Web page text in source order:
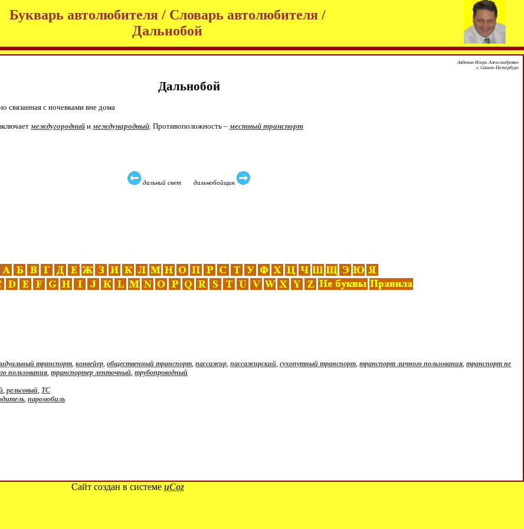
Букварь автолюбителя / Словарь автолюбителя /
Дальнобой
Авдонин Игорь Александрович
г. Санкт-Петербург
Дальнобой
связанная с ночевками вне дома
междугородний имеждународный. Противоположность –местный транспорт
дальний свет дальнобойщик
транспорт,конвейер,общественный транспорт,пассажир,пассажирский,сухопутный транспорт,транспорт личного пользования,транспорт не
пользования,транспортер ленточный,трубопроводный
,рельсовый, ТС
,паромобиль
Сайт создан в системе uCoz